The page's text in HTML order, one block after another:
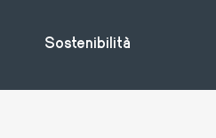
Sostenibilità